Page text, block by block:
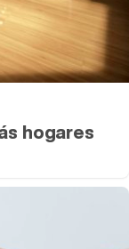
hogares